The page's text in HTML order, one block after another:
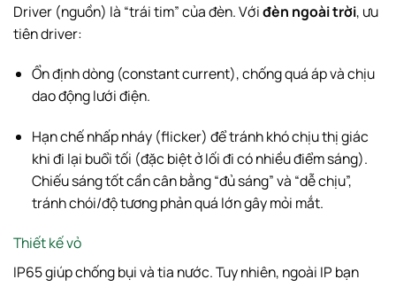
Driver (nguồn) là “trái tim” của đèn. Vớiđèn ngoài trời, ưu
tiên driver:
Ổn định dòng (constant current), chống quá áp và chịu
dao động lưới điện.
Hạn chế nhấp nháy (flicker) để tránh khó chịu thị giác
khi đi lại buổi tối (đặc biệt ở lối đi có nhiều điểm sáng).
Chiếu sáng tốt cần cân bằng “đủ sáng” và “dễ chịu”,
tránh chói/độ tương phản quá lớn gây mỏi mắt.
Thiết kế vỏ
IP65 giúp chống bụi và tia nước. Tuy nhiên, ngoài IP bạn